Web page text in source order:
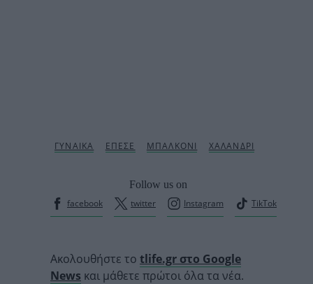
Follow us on
facebook
twitter Instagram TikTok
Ακολουθήστε το tlife.gr στο Google
News και μάθετε πρώτοι όλα τα νέα.